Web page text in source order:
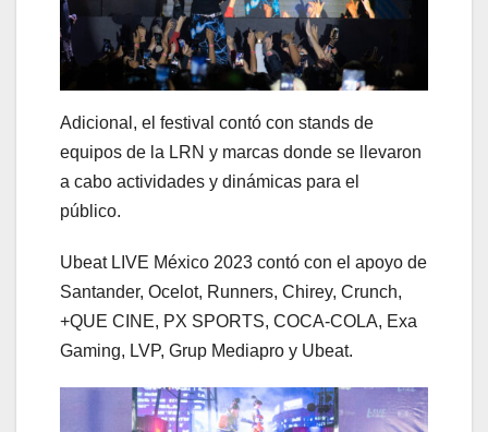
Adicional, el festival contó con stands de
equipos de la LRN y marcas donde se llevaron
a cabo actividades y dinámicas para el
público.
Ubeat LIVE México 2023 contó con el apoyo de
Santander, Ocelot, Runners, Chirey, Crunch,
+QUE CINE, PX SPORTS, COCA-COLA, Exa
Gaming, LVP, Grup Mediapro y Ubeat.